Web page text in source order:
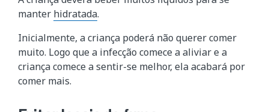
manter hidratada.
Inicialmente, a criança poderá não querer comer
muito. Logo que a infecção comece a aliviar e a
criança comece a sentir-se melhor, ela acabará por
comer mais.